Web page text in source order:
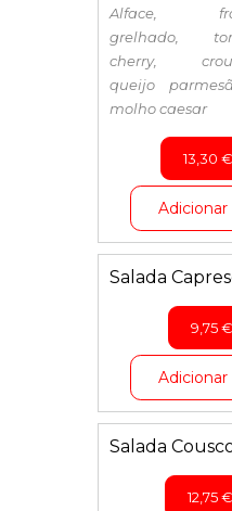
Alface,
grelhado,
cherry,
queijo
molho caesar
13,30 €
Adicionar
Salada
9,75€
Adicionar
Salada
12,75€